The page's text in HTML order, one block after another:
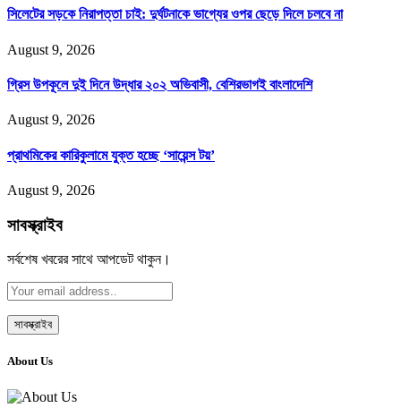
সিলেটের সড়কে নিরাপত্তা চাই: দুর্ঘটনাকে ভাগ্যের ওপর ছেড়ে দিলে চলবে না
August 9, 2026
গ্রিস উপকূলে দুই দিনে উদ্ধার ২০২ অভিবাসী, বেশিরভাগই বাংলাদেশি
August 9, 2026
প্রাথমিকের কারিকুলামে যুক্ত হচ্ছে ‘সায়েন্স টয়’
August 9, 2026
সাবস্ক্রাইব
সর্বশেষ খবরের সাথে আপডেট থাকুন।
About Us